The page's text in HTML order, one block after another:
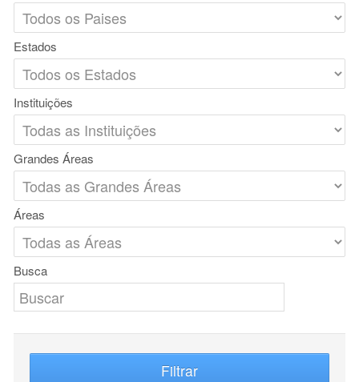
Estados
Instituições
Grandes Áreas
Áreas
Busca
Filtrar